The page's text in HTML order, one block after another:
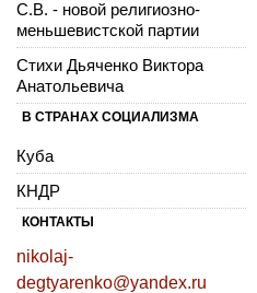
С.В. - новой религиозно-
меньшевистской партии
Стихи Дьяченко Виктора
Анатольевича
В СТРАНАХ СОЦИАЛИЗМА
Куба
КНДР
КОНТАКТЫ
nikolaj-
degtyarenko@yandex.ru